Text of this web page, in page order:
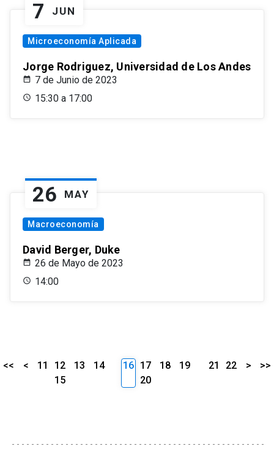
7 JUN
Microeconomía Aplicada
Jorge Rodriguez, Universidad de Los Andes
7 de Junio de 2023
15:30 a 17:00
26 MAY
Macroeconomía
David Berger, Duke
26 de Mayo de 2023
14:00
<< < 11 12 13
14
15
16 17 18
19
20
21 22 > >>